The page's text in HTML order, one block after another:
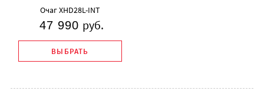
ОчагXHD28L-INT
47 990 руб.
ВЫБРАТЬ